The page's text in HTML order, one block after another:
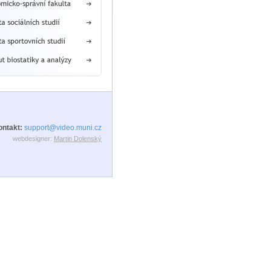
support@video.muni.cz
webdesigner: Martin Dolenský